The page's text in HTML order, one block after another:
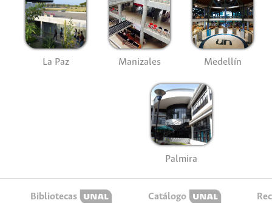
La Paz Manizales Medellín
Palmira
Bibliotecas Catálogo